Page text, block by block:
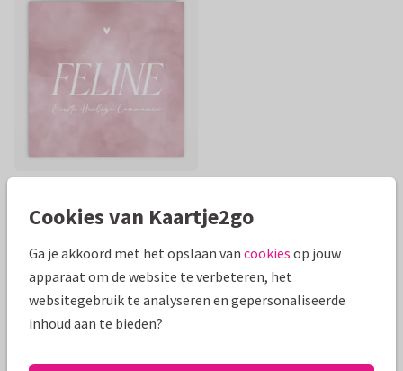
Mooie extra's bij je kaart
Cookies van Kaartje2go
Ga je akkoord met het opslaan van cookies op jouw
apparaat om de website te verbeteren, het
websitegebruik te analyseren en gepersonaliseerde
inhoud aan te bieden?